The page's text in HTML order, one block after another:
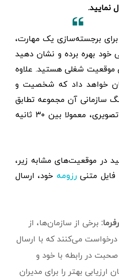
نمایید.
برجسته‌سازی یک مهارت،
خود بهره برده و نشان دهید
موقعیت شغلی هستید. علاوه
خواهد داد که شخصیت و
سازمانی آن مجموعه تطابق
دارد. مدت زمان یک رزومه تصویری، معمولا بین ۳۰ ثانیه
در موقعیت‌های مشابه زیر،
فایل متنیرزومه خود، ارسال
برخی از سازمان‌ها، از
می‌کنند که با ارسال
در رابطه با خود و
ارزیابی بهتر را برای مدیران